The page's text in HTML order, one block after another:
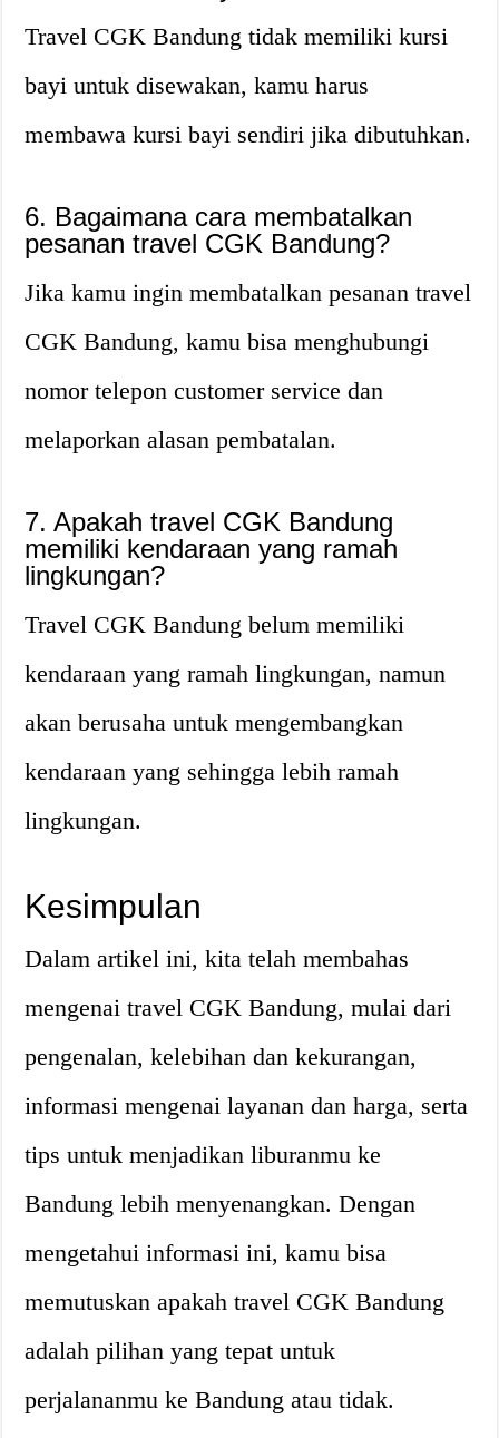
Travel CGK Bandung tidak memiliki kursi
bayi untuk disewakan, kamu harus
membawa kursi bayi sendiri jika dibutuhkan.
6. Bagaimana cara membatalkan
pesanan travel CGK Bandung?
Jika kamu ingin membatalkan pesanan travel
CGK Bandung, kamu bisa menghubungi
nomor telepon customer service dan
melaporkan alasan pembatalan.
7. Apakah travel CGK Bandung
memiliki kendaraan yang ramah
lingkungan?
Travel CGK Bandung belum memiliki
kendaraan yang ramah lingkungan, namun
akan berusaha untuk mengembangkan
kendaraan yang sehingga lebih ramah
lingkungan.
Kesimpulan
Dalam artikel ini, kita telah membahas
mengenai travel CGK Bandung, mulai dari
pengenalan, kelebihan dan kekurangan,
informasi mengenai layanan dan harga, serta
tips untuk menjadikan liburanmu ke
Bandung lebih menyenangkan. Dengan
mengetahui informasi ini, kamu bisa
memutuskan apakah travel CGK Bandung
adalah pilihan yang tepat untuk
perjalananmu ke Bandung atau tidak.